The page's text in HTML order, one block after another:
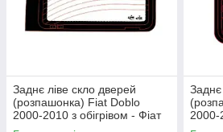
Заднє ліве скло дверей
(розпашонка) Fiat Doblo
2000-2010 з обігрівом - Фіат
Добло
2000-
Добло